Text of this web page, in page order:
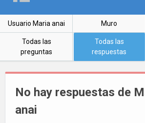
Usuario Maria anai Muro
Todas las
preguntas
Todas las
respuestas
No hay respuestas de
anai